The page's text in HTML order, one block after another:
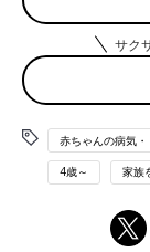
サク
赤ちゃんの病気
4歳～ 家族